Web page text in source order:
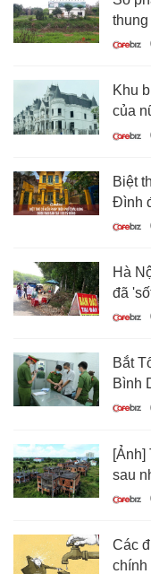
Khu
của
Biệt
Đình
Hà
đã
Bắt
Bình
sau
Các
chính